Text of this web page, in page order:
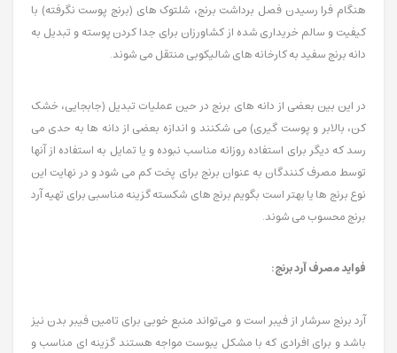
هنگام فرا رسیدن فصل برداشت برنج، شلتوک های (برنج پوست نگرفته) با
کیفیت و سالم خریداری شده از کشاورزان برای جدا کردن پوسته و تبدیل به
دانه برنج سفید به کارخانه های شالیکوبی منتقل می شوند.
در این بین بعضی از دانه های برنج در حین عملیات تبدیل (جابجایی، خشک
کن، بالابر و پوست گیری) می شکنند و اندازه بعضی از دانه ها به حدی می
رسد که دیگر برای استفاده روزانه مناسب نبوده و یا تمایل به استفاده از آنها
توسط مصرف کنندگان به عنوان برنج برای پخت کم می شود و در نهایت این
نوع برنج ها یا بهتر است بگویم برنج های شکسته گزینه مناسبی برای تهیه آرد
برنج محسوب می شوند.
فواید مصرف آرد برنج:
آرد برنج سرشار از فیبر است و می‌تواند منبع خوبی برای تامین فیبر بدن نیز
باشد و برای افرادی که با مشکل یبوست مواجه هستند گزینه ای مناسب و